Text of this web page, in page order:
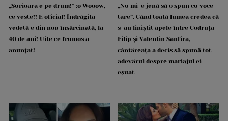
„Surioara e pe drum!” :o Wooow,
ce veste!! E oficial! Îndrăgita
vedetă e din nou însărcinată, la
40 de ani! Uite ce frumos a
anunțat!
„Nu mi-e jenă să o spun cu voce
tare”. Când toată lumea credea că
s-au liniștit apele între Codruța
Filip și Valentin Sanfira,
cântăreața a decis să spună tot
adevărul despre mariajul ei
eșuat